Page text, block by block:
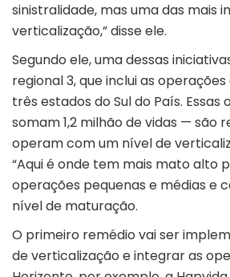
sinistralidade, mas uma das mais
verticalização,” disse ele.
Segundo ele, uma dessas
regional 3, que inclui as operações
três estados do Sul do País.
somam 1,2 milhão de vidas — são
operam com um nível de
“Aqui é onde tem mais mato alto
operações pequenas e médias e
nível de maturação.
O primeiro remédio vai ser
de verticalização e integrar as